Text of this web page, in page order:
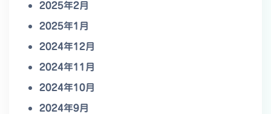
2025年2月
2025年1月
2024年12月
2024年11月
2024年10月
2024年9月